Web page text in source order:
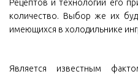
Рецептов и технологий его
количество. Выбор же их
имеющихся в холодильнике
Является известным